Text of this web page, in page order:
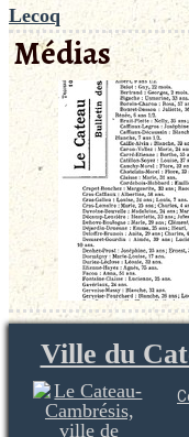
Lecoq
Médias
Ville du